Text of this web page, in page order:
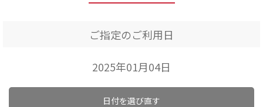
ご指定のご利用日
2025年01月04日
日付を選び直す